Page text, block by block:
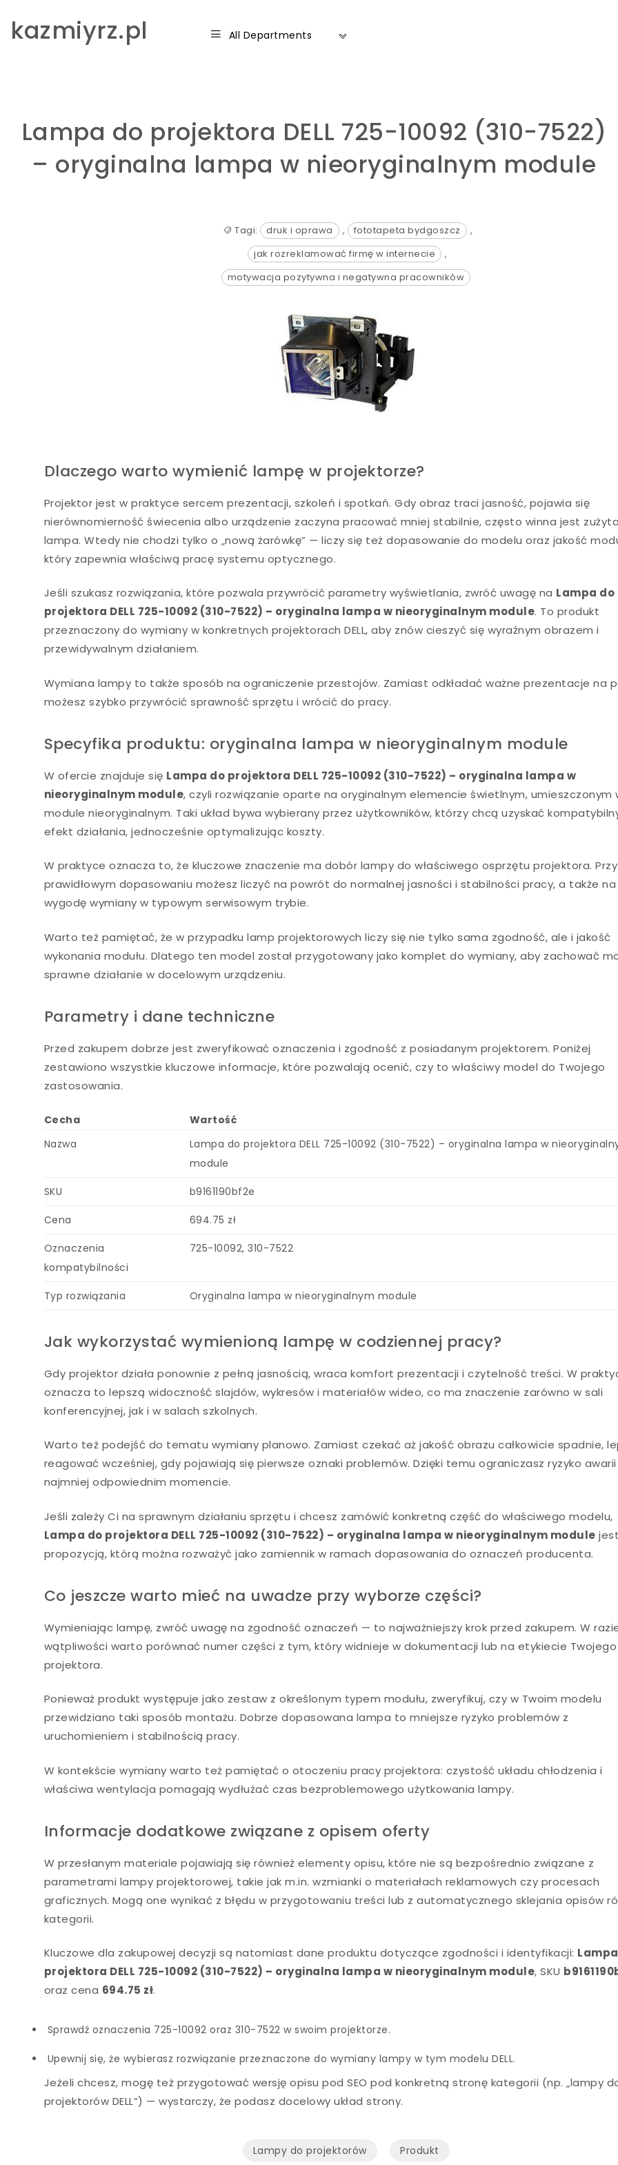
kazmiyrz.pl All Departments
Lampa do projektora DELL 725-10092 (310-7522)
– oryginalna lampa w nieoryginalnym module
Tagi: druk i oprawa , fototapeta bydgoszcz
,
jak rozreklamować firmę w internecie
,
motywacja pozytywna i negatywna pracowników
Dlaczego warto wymienić lampę w projektorze?
Projektor jest w praktyce sercem prezentacji, szkoleń i spotkań. Gdy obraz traci jasność, pojawia się
nierównomierność świecenia albo urządzenie zaczyna pracować mniej stabilnie, często winna jest zużyta
lampa. Wtedy nie chodzi tylko o „nową żarówkę” — liczy się też dopasowanie do modelu oraz jakość
który zapewnia właściwą pracę systemu optycznego.
Jeśli szukasz rozwiązania, które pozwala przywrócić parametry wyświetlania, zwróć uwagę na Lampa do
projektora DELL 725-10092 (310-7522) – oryginalna lampa w nieoryginalnym module. To produkt
przeznaczony do wymiany w konkretnych projektorach DELL, aby znów cieszyć się wyraźnym obrazem i
przewidywalnym działaniem.
Wymiana lampy to także sposób na ograniczenie przestojów. Zamiast odkładać ważne prezentacje na
możesz szybko przywrócić sprawność sprzętu i wrócić do pracy.
Specyfika produktu: oryginalna lampa w nieoryginalnym module
W ofercie znajduje się Lampa do projektora DELL 725-10092 (310-7522) – oryginalna lampa w
nieoryginalnym module, czyli rozwiązanie oparte na oryginalnym elemencie świetlnym, umieszczonym
module nieoryginalnym. Taki układ bywa wybierany przez użytkowników, którzy chcą uzyskać
efekt działania, jednocześnie optymalizując koszty.
W praktyce oznacza to, że kluczowe znaczenie ma dobór lampy do właściwego osprzętu projektora. Przy
prawidłowym dopasowaniu możesz liczyć na powrót do normalnej jasności i stabilności pracy, a także na
wygodę wymiany w typowym serwisowym trybie.
Warto też pamiętać, że w przypadku lamp projektorowych liczy się nie tylko sama zgodność, ale i jakość
wykonania modułu. Dlatego ten model został przygotowany jako komplet do wymiany, aby zachować
sprawne działanie w docelowym urządzeniu.
Parametry i dane techniczne
Przed zakupem dobrze jest zweryfikować oznaczenia i zgodność z posiadanym projektorem. Poniżej
zestawiono wszystkie kluczowe informacje, które pozwalają ocenić, czy to właściwy model do Twojego
zastosowania.
Cecha
Wartość
Nazwa
Lampa do projektora DELL 725-10092 (310-7522) – oryginalna lampa w
module
SKU b9161190bf2e
Cena 694.75 zł
Oznaczenia
kompatybilności
725-10092, 310-7522
Typ rozwiązania Oryginalna lampa w nieoryginalnym module
Jak wykorzystać wymienioną lampę w codziennej pracy?
Gdy projektor działa ponownie z pełną jasnością, wraca komfort prezentacji i czytelność treści. W
oznacza to lepszą widoczność slajdów, wykresów i materiałów wideo, co ma znaczenie zarówno w sali
konferencyjnej, jak i w salach szkolnych.
Warto też podejść do tematu wymiany planowo. Zamiast czekać aż jakość obrazu całkowicie spadnie,
reagować wcześniej, gdy pojawiają się pierwsze oznaki problemów. Dzięki temu ograniczasz ryzyko
najmniej odpowiednim momencie.
Jeśli zależy Ci na sprawnym działaniu sprzętu i chcesz zamówić konkretną część do właściwego modelu,
Lampa do projektora DELL 725-10092 (310-7522) – oryginalna lampa w nieoryginalnym module jest
propozycją, którą można rozważyć jako zamiennik w ramach dopasowania do oznaczeń producenta.
Co jeszcze warto mieć na uwadze przy wyborze części?
Wymieniając lampę, zwróć uwagę na zgodność oznaczeń — to najważniejszy krok przed zakupem. W
wątpliwości warto porównać numer części z tym, który widnieje w dokumentacji lub na etykiecie Twojego
projektora.
Ponieważ produkt występuje jako zestaw z określonym typem modułu, zweryfikuj, czy w Twoim modelu
przewidziano taki sposób montażu. Dobrze dopasowana lampa to mniejsze ryzyko problemów z
uruchomieniem i stabilnością pracy.
W kontekście wymiany warto też pamiętać o otoczeniu pracy projektora: czystość układu chłodzenia i
właściwa wentylacja pomagają wydłużać czas bezproblemowego użytkowania lampy.
Informacje dodatkowe związane z opisem oferty
W przesłanym materiale pojawiają się również elementy opisu, które nie są bezpośrednio związane z
parametrami lampy projektorowej, takie jak m.in. wzmianki o materiałach reklamowych czy procesach
graficznych. Mogą one wynikać z błędu w przygotowaniu treści lub z automatycznego sklejania opisów
kategorii.
Kluczowe dla zakupowej decyzji są natomiast dane produktu dotyczące zgodności i identyfikacji:
projektora DELL 725-10092 (310-7522) – oryginalna lampa w nieoryginalnym module, SKU
oraz cena 694.75 zł.
Sprawdź oznaczenia 725-10092 oraz 310-7522 w swoim projektorze.
Upewnij się, że wybierasz rozwiązanie przeznaczone do wymiany lampy w tym modelu DELL.
Jeżeli chcesz, mogę też przygotować wersję opisu pod SEO pod konkretną stronę kategorii (np. „lampy
projektorów DELL”) — wystarczy, że podasz docelowy układ strony.
Lampy do projektorów Produkt